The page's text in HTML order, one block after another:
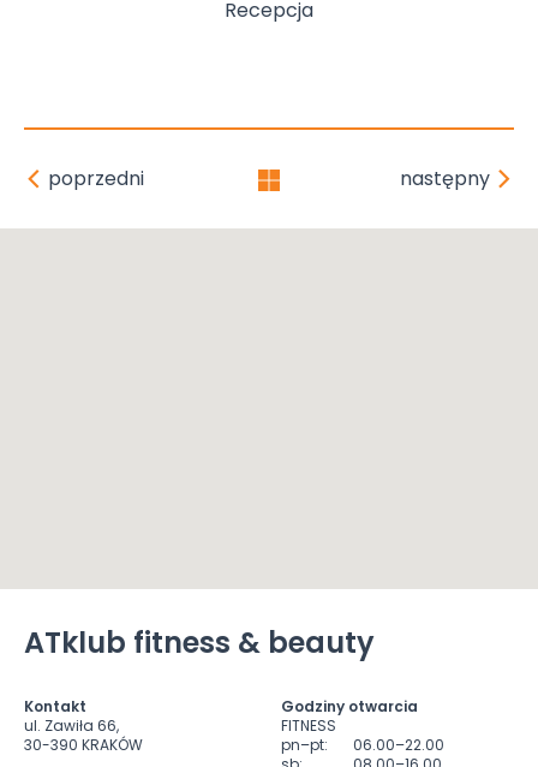
Recepcja
poprzedni następny
ATklub fitness & beauty
Kontakt
ul. Zawiła 66,
30-390 KRAKÓW
Godziny otwarcia
FITNESS
pn–pt:
06.00–22.00